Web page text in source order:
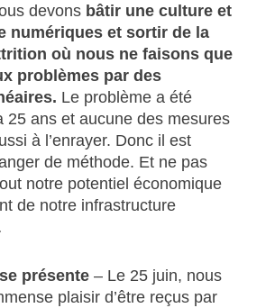
devons bâtir une culture et
numériques et sortir de la
où nous ne faisons que
problèmes par des
Le problème a été
25 ans et aucune des mesures
à l’enrayer. Donc il est
de méthode. Et ne pas
notre potentiel économique
de notre infrastructure
présente– Le 25 juin, nous
plaisir d’être reçus par